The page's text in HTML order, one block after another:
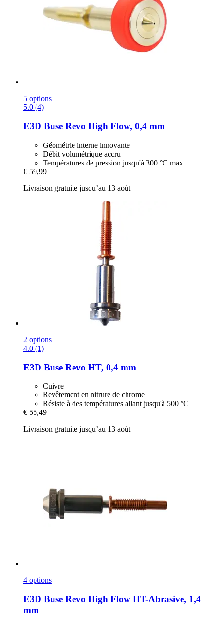
5 options
5.0 (4)
E3D Buse Revo High Flow, 0,4 mm
Géométrie interne innovante
Débit volumétrique accru
Températures de pression jusqu'à 300 °C max
€ 59,99
Livraison gratuite jusqu’au 13 août
2 options
4.0 (1)
E3D Buse Revo HT, 0,4 mm
Cuivre
Revêtement en nitrure de chrome
Résiste à des températures allant jusqu'à 500 °C
€ 55,49
Livraison gratuite jusqu’au 13 août
4 options
E3D Buse Revo High Flow HT-​Abrasive, 1,4
mm